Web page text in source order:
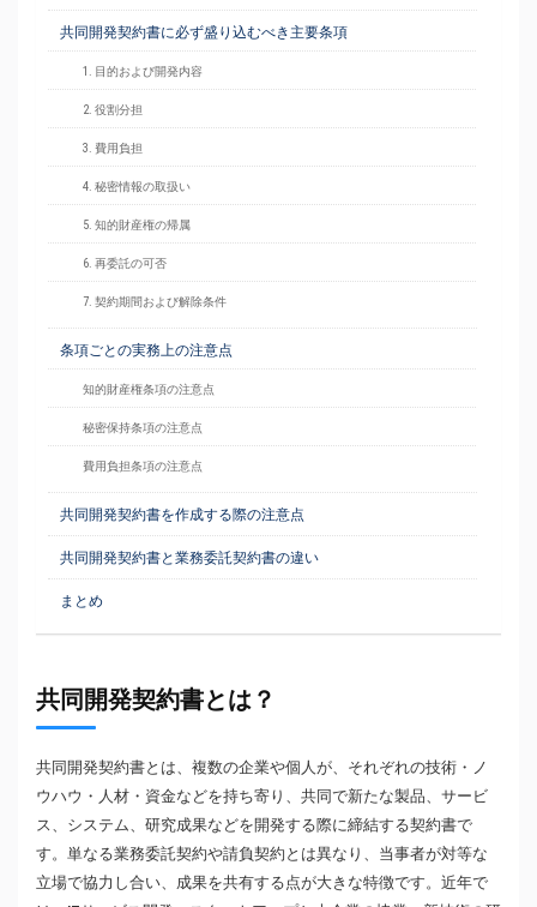
共同開発契約書に必ず盛り込むべき主要条項
1. 目的および開発内容
2. 役割分担
3. 費用負担
4. 秘密情報の取扱い
5. 知的財産権の帰属
6. 再委託の可否
7. 契約期間および解除条件
条項ごとの実務上の注意点
知的財産権条項の注意点
秘密保持条項の注意点
費用負担条項の注意点
共同開発契約書を作成する際の注意点
共同開発契約書と業務委託契約書の違い
まとめ
共同開発契約書とは？
共同開発契約書とは、複数の企業や個人が、それぞれの技術・ノ
ウハウ・人材・資金などを持ち寄り、共同で新たな製品、サービ
ス、システム、研究成果などを開発する際に締結する契約書で
す。単なる業務委託契約や請負契約とは異なり、当事者が対等な
立場で協力し合い、成果を共有する点が大きな特徴です。近年で